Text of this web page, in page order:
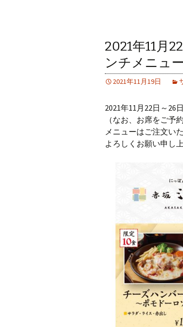
2021年11月
ンチメニュー
2021年11月19日
2021年11月22日～26
（なお、お席をご予
メニューはご注文い
よろしくお願い申し